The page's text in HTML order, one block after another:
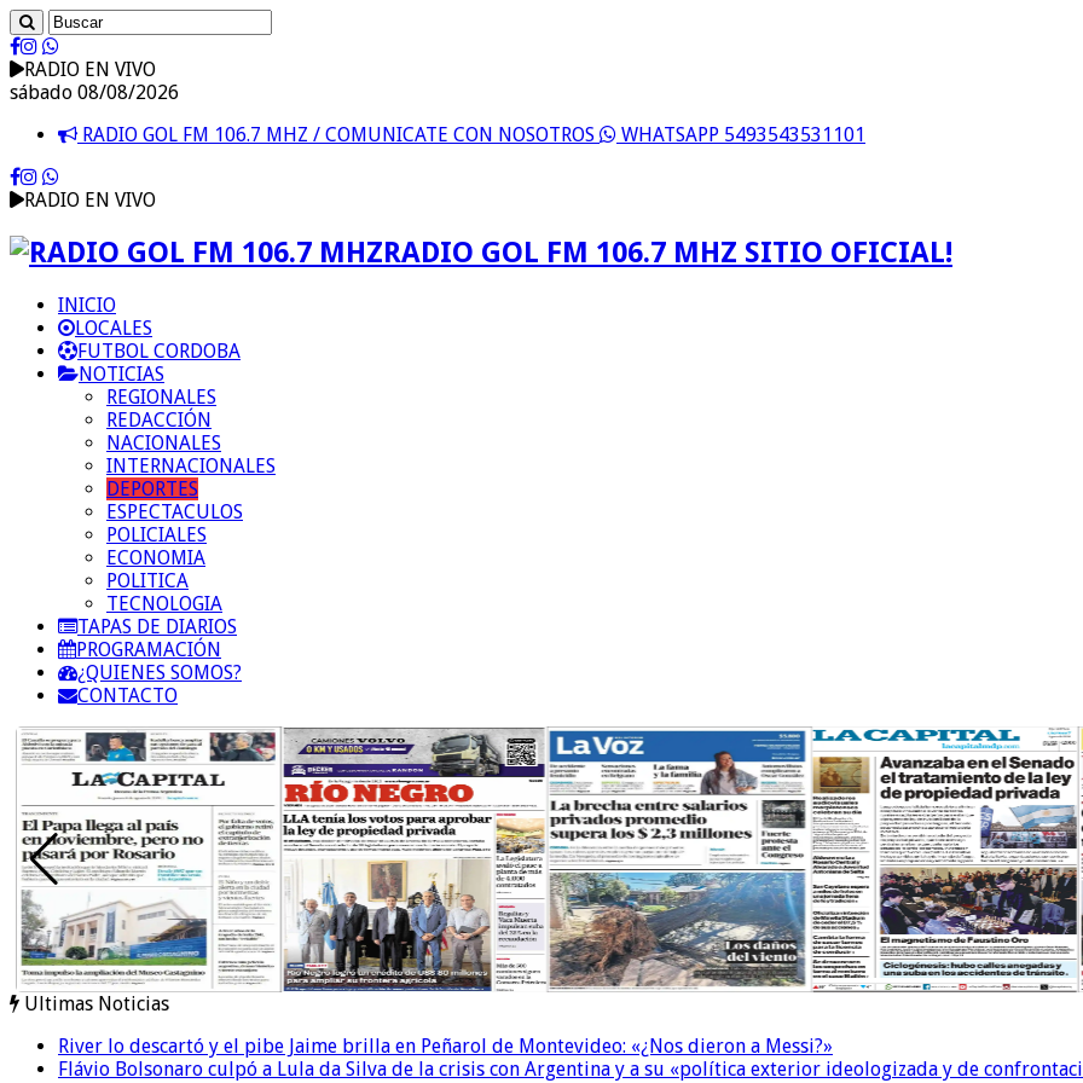
RADIO EN VIVO
sábado 08/08/2026
RADIO GOL FM 106.7 MHZ / COMUNICATE CON NOSOTROS
WHATSAPP 5493543531101
RADIO EN VIVO
RADIO GOL FM 106.7 MHZ SITIO OFICIAL!
INICIO
LOCALES
FUTBOL CORDOBA
NOTICIAS
REGIONALES
REDACCIÓN
NACIONALES
INTERNACIONALES
DEPORTES
ESPECTACULOS
POLICIALES
ECONOMIA
POLITICA
TECNOLOGIA
TAPAS DE DIARIOS
PROGRAMACIÓN
¿QUIENES SOMOS?
CONTACTO
Ultimas Noticias
River lo descartó y el pibe Jaime brilla en Peñarol de Montevideo: «¿Nos dieron a Messi?»
Flávio Bolsonaro culpó a Lula da Silva de la crisis con Argentina y a su «política exterior ideologizada y de